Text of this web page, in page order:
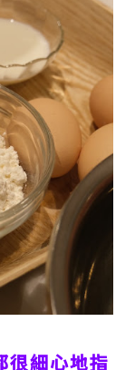
很細心地指